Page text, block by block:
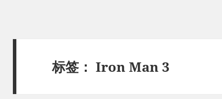
标签：Iron Man 3